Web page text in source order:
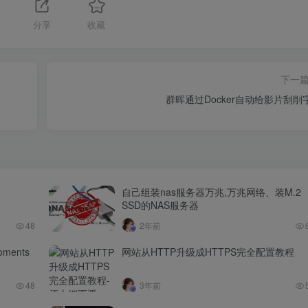
分享 收藏
下一
群晖通过Docker自动给影片刮削
48
自己组装nas服务器万兆,万兆网络、装M.2
SSD的NAS服务器
2年前
48
网站从HTTP升级成HTTPS完全配置教程
3年前